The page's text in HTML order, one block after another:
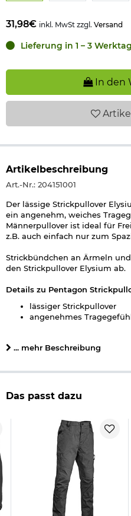
31,98€ inkl. MwSt zzgl. Versand
Lieferung in 1 – 3
In den
Artikel
Artikelbeschreibung
Art.-Nr.: 204151001
Der lässige Strickpullover
ein angenehm, weiches
Männerpullover ist ideal für
z.B. auch einfach nur zum
Strickbündchen an Ärmeln
den Strickpullover Elysium ab.
Details zu Pentagon
lässiger Strickpullover
angenehmes
Farbe: wolf grau
Herstellerinformationen
... mehr Beschreibung
Das passt dazu